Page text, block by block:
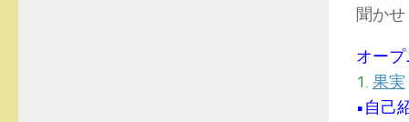
聞か
オー
1. 果実
•自己